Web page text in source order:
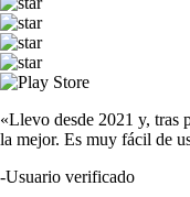
«Llevo desde 2021 y, tras
la mejor. Es muy fácil de
-Usuario verificado